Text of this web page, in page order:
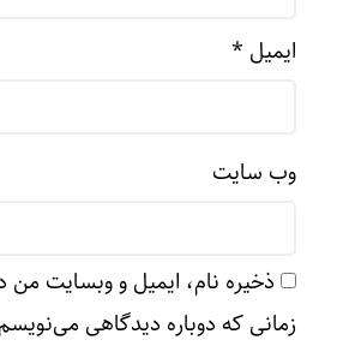
ایمیل *
وب‌ سایت
ذخیره نام، ایمیل و وبسایت من
زمانی که دوباره دیدگاهی